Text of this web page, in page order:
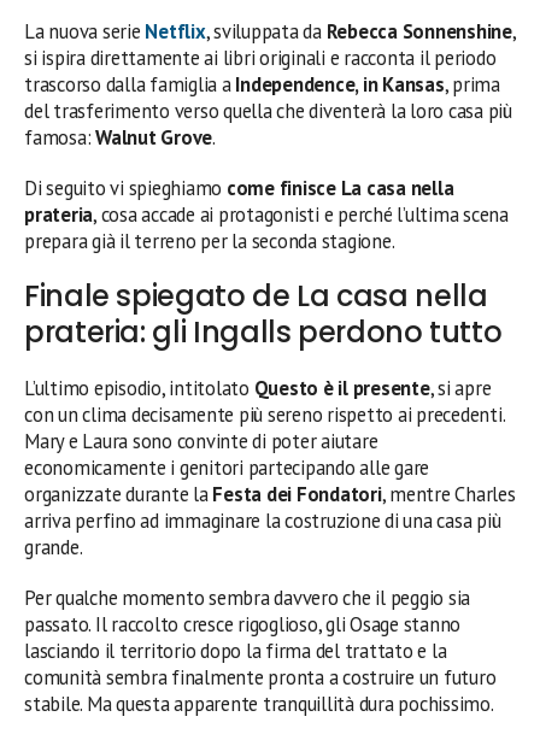
La nuova serie Netflix, sviluppata da Rebecca Sonnenshine,
si ispira direttamente ai libri originali e racconta il periodo
trascorso dalla famiglia aIndependence, in Kansas, prima
del trasferimento verso quella che diventerà la loro casa più
famosa:Walnut Grove.
Di seguito vi spieghiamo come finisce La casa nella
prateria, cosa accade ai protagonisti e perché l’ultima scena
prepara già il terreno per la seconda stagione.
Finale spiegato de La casa nella
prateria: gli Ingalls perdono tutto
L’ultimo episodio, intitolato Questo è il presente, si apre
con un clima decisamente più sereno rispetto ai precedenti.
Mary e Laura sono convinte di poter aiutare
economicamente i genitori partecipando alle gare
organizzate durante laFesta dei Fondatori, mentre Charles
arriva perfino ad immaginare la costruzione di una casa più
grande.
Per qualche momento sembra davvero che il peggio sia
passato. Il raccolto cresce rigoglioso, gli Osage stanno
lasciando il territorio dopo la firma del trattato e la
comunità sembra finalmente pronta a costruire un futuro
stabile. Ma questa apparente tranquillità dura pochissimo.